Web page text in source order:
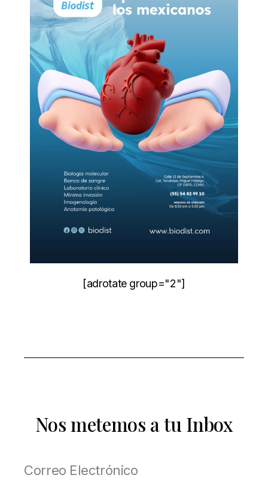
[adrotate group="2"]
Nos metemos a tu Inbox